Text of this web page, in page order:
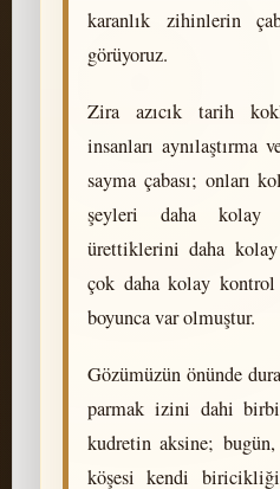
karanlık zihinlerin
görüyoruz.
Zira azıcık tarih
insanları aynılaştırma
sayma çabası; onları
şeyleri daha kolay
ürettiklerini daha
çok daha kolay
boyunca var olmuştur.
Gözümüzün önünde
parmak izini dahi
kudretin aksine;
köşesi kendi